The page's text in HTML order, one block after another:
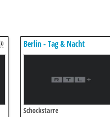
Berlin - Tag & Nacht
Schockstarre